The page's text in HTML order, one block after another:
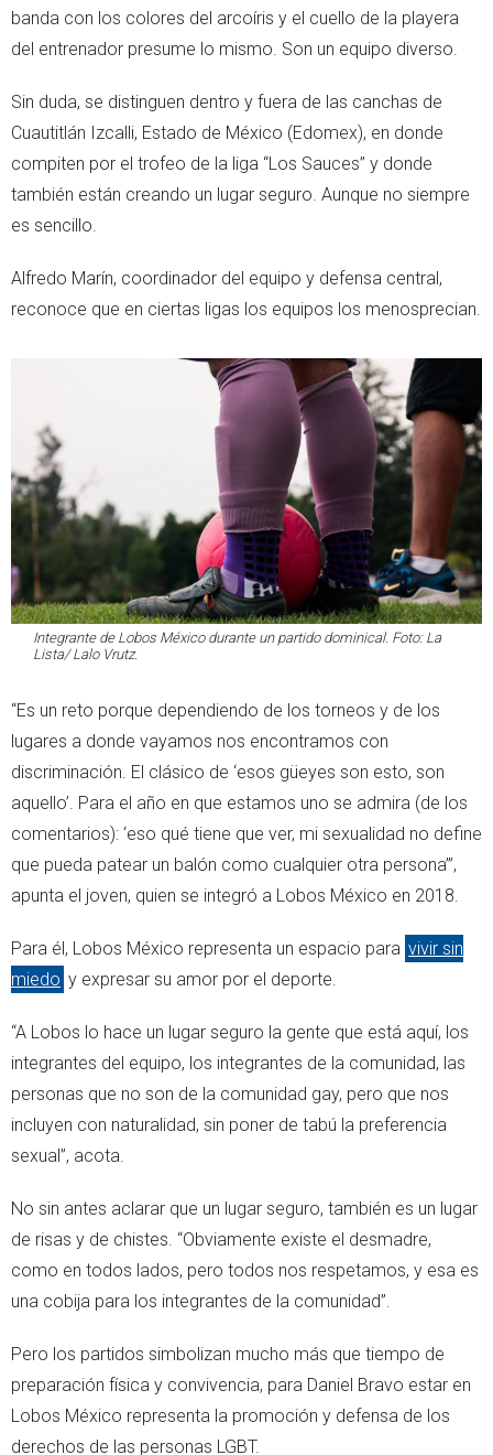
banda con los colores del arcoíris y el cuello de la playera
del entrenador presume lo mismo. Son un equipo diverso.
Sin duda, se distinguen dentro y fuera de las canchas de
Cuautitlán Izcalli, Estado de México (Edomex), en donde
compiten por el trofeo de la liga “Los Sauces” y donde
también están creando un lugar seguro. Aunque no siempre
es sencillo.
Alfredo Marín, coordinador del equipo y defensa central,
reconoce que en ciertas ligas los equipos los menosprecian.
Integrante de Lobos México durante un partido dominical. Foto: La
Lista/ Lalo Vrutz.
“Es un reto porque dependiendo de los torneos y de los
lugares a donde vayamos nos encontramos con
discriminación. El clásico de ‘esos güeyes son esto, son
aquello’. Para el año en que estamos uno se admira (de los
comentarios): ‘eso qué tiene que ver, mi sexualidad no define
que pueda patear un balón como cualquier otra persona’”,
apunta el joven, quien se integró a Lobos México en 2018.
Para él, Lobos México representa un espacio para vivir sin
miedo y expresar su amor por el deporte.
“A Lobos lo hace un lugar seguro la gente que está aquí, los
integrantes del equipo, los integrantes de la comunidad, las
personas que no son de la comunidad gay, pero que nos
incluyen con naturalidad, sin poner de tabú la preferencia
sexual”, acota.
No sin antes aclarar que un lugar seguro, también es un lugar
de risas y de chistes. “Obviamente existe el desmadre,
como en todos lados, pero todos nos respetamos, y esa es
una cobija para los integrantes de la comunidad”.
Pero los partidos simbolizan mucho más que tiempo de
preparación física y convivencia, para Daniel Bravo estar en
Lobos México representa la promoción y defensa de los
derechos de las personas LGBT.